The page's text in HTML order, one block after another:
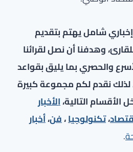
شامل يهتم بتقديم
وهدفنا أن نصل لقرائنا
والحصري بما يليق بقواعد
لذلك نقدم لكم مجموعة كبيرة
الأقسام التالية،الأخبار
،تكنولوجيا،فن،أخبار
.